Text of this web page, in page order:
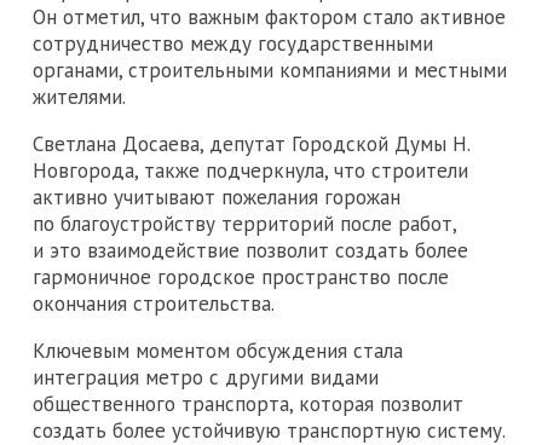
Он отметил, что важным фактором стало активное
сотрудничество между государственными
органами, строительными компаниями и местными
жителями.
Светлана Досаева, депутат Городской Думы Н.
Новгорода, также подчеркнула, что строители
активно учитывают пожелания горожан
по благоустройству территорий после работ,
и это взаимодействие позволит создать более
гармоничное городское пространство после
окончания строительства.
Ключевым моментом обсуждения стала
интеграция метро с другими видами
общественного транспорта, которая позволит
создать более устойчивую транспортную систему.